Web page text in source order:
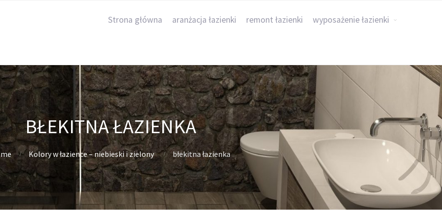
Strona główna aranżacja łazienki remont łazienki wyposażenie łazienki
BŁEKITNA ŁAZIENKA
Kolory w łazience – niebieski i zielony błekitna łazienka